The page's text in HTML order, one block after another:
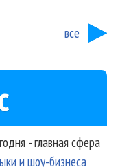
все
- главная сфера
и шоу-бизнеса